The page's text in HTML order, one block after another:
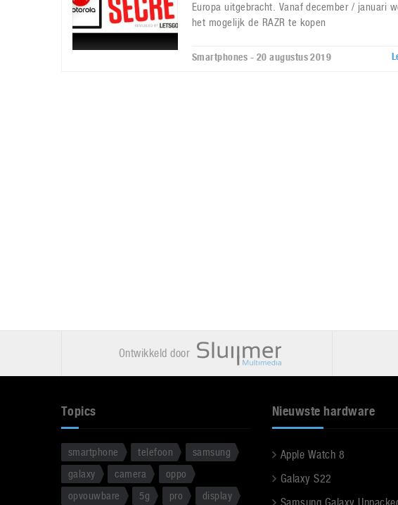
Europa uitgebracht. Vanaf december / januari
het mogelijk de RAZR te kopen
Smartphones - 20 augustus 2019
Ontwikkeld door
Topics
smartphone telefoon
samsung
galaxy
camera
oppo
opvouwbare
5g pro display
Nieuwste hardware
Apple Watch 8
Galaxy S22